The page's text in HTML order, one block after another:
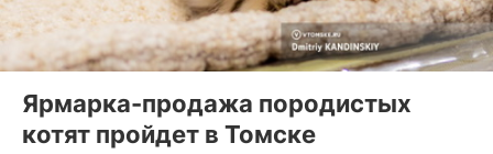
Ярмарка-продажа породистых
котят пройдет в Томске